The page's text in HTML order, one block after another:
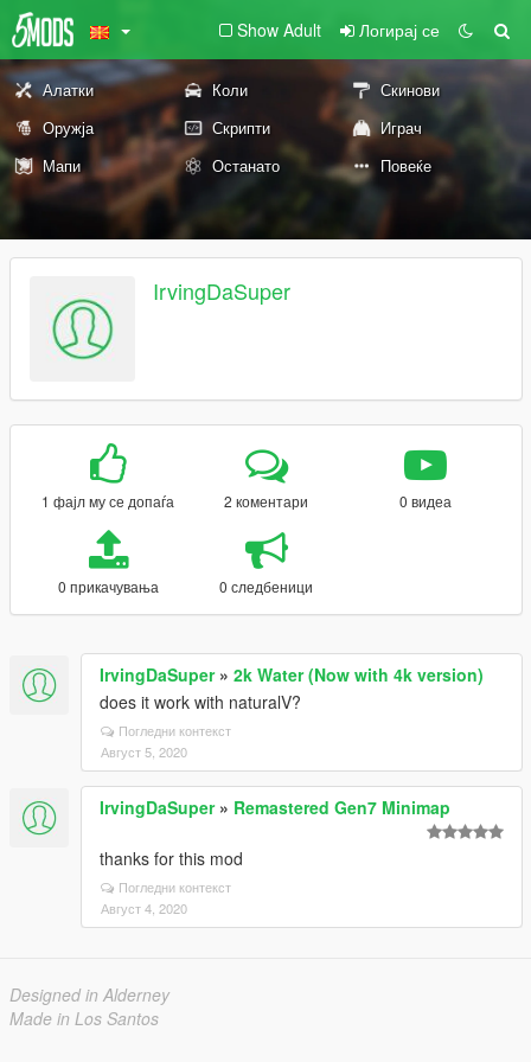
Show Adult Логирај се
Алатки Коли
Скинови
Оружја
Скрипти
Играч
Мапи
Останато Повеќе
IrvingDaSuper
1 фајл му се допаѓа 2 коментари 0 видеа
0 прикачувања 0 следбеници
IrvingDaSuper» 2k Water (Now with 4k version)
does it work with naturalV?
Погледни контекст
Август 5, 2020
IrvingDaSuper» Remastered Gen7 Minimap
thanks for this mod
Погледни контекст
Август 4, 2020
Designed in Alderney
Made in Los Santos